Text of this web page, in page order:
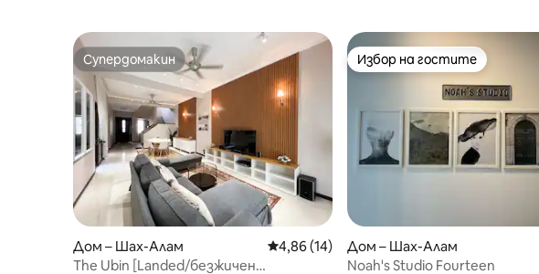
Супердомакин
Супердомакин
Дом – Шах-Алам Средна оценка: 4,86 от 5, 14 отзива
4,86 (14)
The Ubin [Landed/безжичен
Избор на гостите
Избор на гостите
Дом – Шах-Алам
Noah's Studio Fourteen